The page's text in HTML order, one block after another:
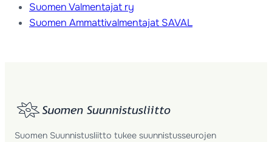
Suomen Valmentajat ry
Suomen Ammattivalmentajat SAVAL
Suomen Suunnistusliitto tukee suunnistusseurojen